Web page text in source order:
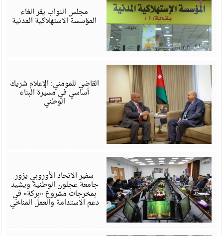
مجلس النواب يقر الغاء
المؤسسة الاستهلاكية المدنية
القاضي للمومني: الإعلام شريك
أساسي في مسيرة البناء
الوطني
سفير الاتحاد الأوروبي يزور
جامعة عجلون الوطنية ويشيد
بمخرجات مشروع «بركة» في
دعم الاستدامة والعمل المناخي